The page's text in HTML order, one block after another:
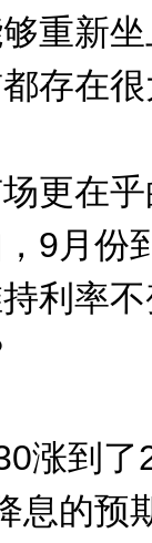
重新
存在
更在
9月份
利率
涨到
息的预